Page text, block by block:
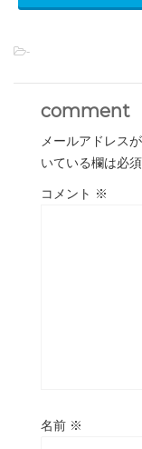
-
comment
メールアドレス
いている欄は必
コメント ※
名前 ※